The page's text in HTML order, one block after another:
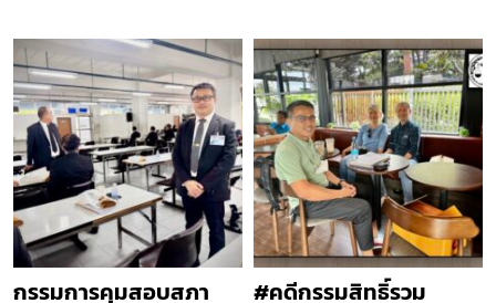
กรรมการคุมสอบสภา
#คดีกรรมสิทธิ์รวม